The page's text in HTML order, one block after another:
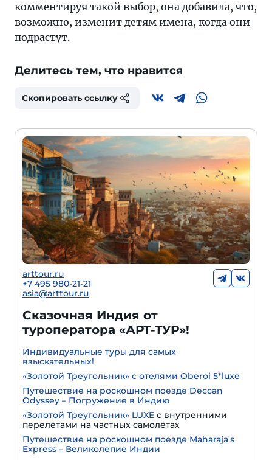
комментируя такой выбор, она добавила, что,
возможно, изменит детям имена, когда они
подрастут.
Делитесь тем, что нравится
Скопировать ссылку
arttour.ru
+7 495 980-21-21
asia@arttour.ru
Сказочная Индия от
туроператора «АРТ-ТУР»!
Индивидуальные туры для самых
взыскательных!
«Золотой Треугольник» с отелями Oberoi 5*luxe
Путешествие на роскошном поезде Deccan
Odyssey – Погружение в Индию
«Золотой Треугольник» LUXE с внутренними
перелётами на частных самолётах
Путешествие на роскошном поезде Maharaja's
Express – Великолепие Индии